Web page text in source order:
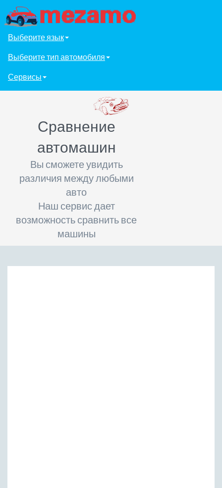
Выберите язык
Выберите тип автомобиля
Сервисы
Сравнение
автомашин
Вы сможете увидить
различия между любыми
авто
Наш сервис дает
возможность сравнить все
машины